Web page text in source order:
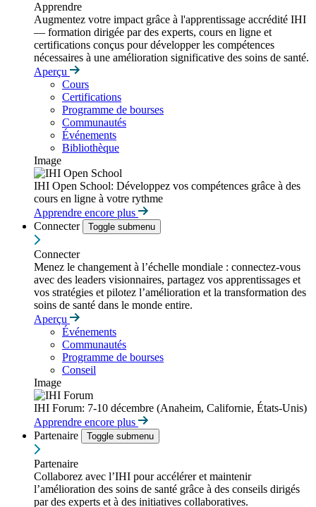
Apprendre
Augmentez votre impact grâce à l'apprentissage accrédité IHI
— formation dirigée par des experts, cours en ligne et
certifications conçus pour développer les compétences
nécessaires à une amélioration significative des soins de santé.
Aperçu
Cours
Certifications
Programme de bourses
Communautés
Événements
Bibliothèque
Image
IHI Open School: Développez vos compétences grâce à des
cours en ligne à votre rythme
Apprendre encore plus
Connecter
Toggle submenu
Connecter
Menez le changement à l’échelle mondiale : connectez-vous
avec des leaders visionnaires, partagez vos apprentissages et
vos stratégies et pilotez l’amélioration et la transformation des
soins de santé dans le monde entire.
Aperçu
Événements
Communautés
Programme de bourses
Conseil
Image
IHI Forum: 7-10 décembre (Anaheim, Californie, États-Unis)
Apprendre encore plus
Partenaire
Toggle submenu
Partenaire
Collaborez avec l’IHI pour accélérer et maintenir
l’amélioration des soins de santé grâce à des conseils dirigés
par des experts et à des initiatives collaboratives.